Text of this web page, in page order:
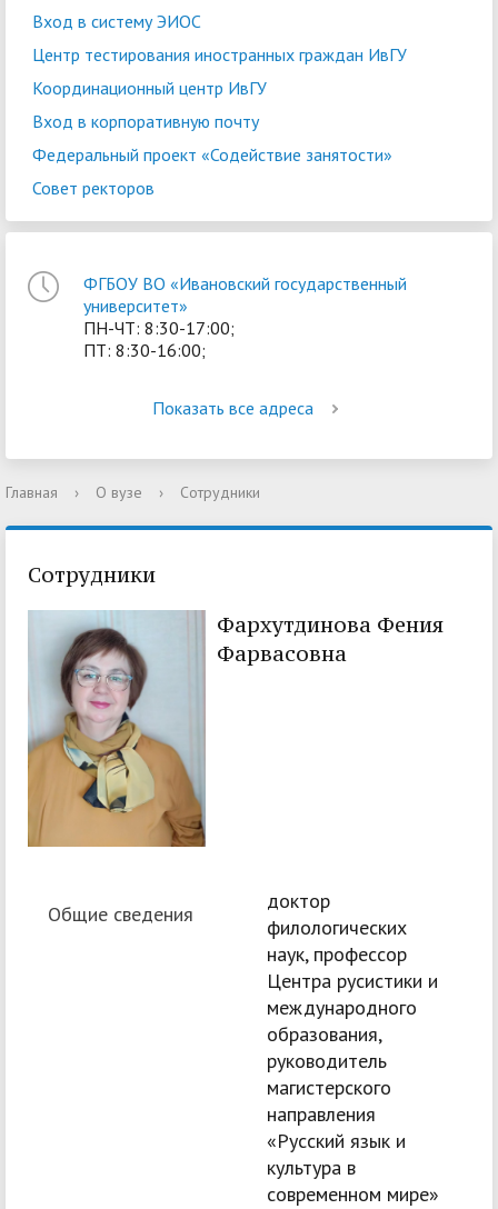
Вход в систему ЭИОС
Центр тестирования иностранных граждан ИвГУ
Координационный центр ИвГУ
Вход в корпоративную почту
Федеральный проект «Содействие занятости»
Совет ректоров
ФГБОУ ВО «Ивановский государственный
университет»
ПН-ЧТ: 8:30-17:00;
ПТ: 8:30-16:00;
Показать все адреса
Главная › О вузе › Сотрудники
Сотрудники
Фархутдинова Фения
Фарвасовна
Общие сведения
доктор
филологических
наук, профессор
Центра русистики и
международного
образования,
руководитель
магистерского
направления
«Русский язык и
культура в
современном мире»